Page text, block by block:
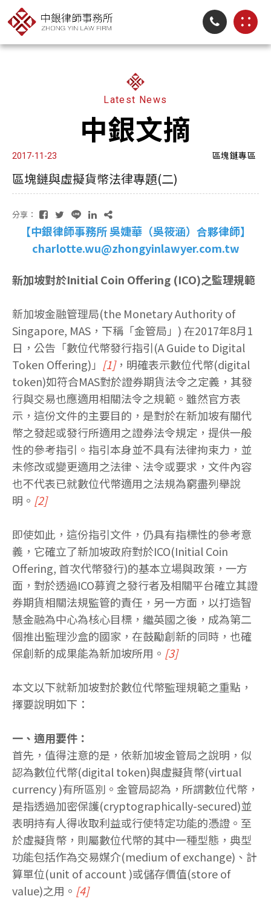
Latest News
中銀文摘
2017-11-23 區塊鏈專區
區塊鏈與虛擬貨幣法律專題(二)
分享：
【中銀律師事務所 吳婕華（吳筱涵）合夥律師】
charlotte.wu@zhongyinlawyer.com.tw
新加坡對於Initial Coin Offering (ICO)之監理規範
新加坡金融管理局(the Monetary Authority of
Singapore, MAS，下稱「金管局」) 在2017年8月1
日，公告「數位代幣發行指引(A Guide to Digital
Token Offering)」 [1]，明確表示數位代幣(digital
token)如符合MAS對於證券期貨法令之定義，其發
行與交易也應適用相關法令之規範。雖然官方表
示，這份文件的主要目的，是對於在新加坡有關代
幣之發起或發行所適用之證券法令規定，提供一般
性的參考指引。指引本身並不具有法律拘束力，並
未修改或變更適用之法律、法令或要求，文件內容
也不代表已就數位代幣適用之法規為窮盡列舉說
明。 [2]
即使如此，這份指引文件，仍具有指標性的參考意
義，它確立了新加坡政府對於ICO(Initial Coin
Offering, 首次代幣發行)的基本立場與政策，一方
面，對於透過ICO募資之發行者及相關平台確立其證
券期貨相關法規監管的責任，另一方面，以打造智
慧金融為中心為核心目標，繼英國之後，成為第二
個推出監理沙盒的國家，在鼓勵創新的同時，也確
保創新的成果能為新加坡所用。 [3]
本文以下就新加坡對於數位代幣監理規範之重點，
擇要說明如下：
一、適用要件：
首先，值得注意的是，依新加坡金管局之說明，似
認為數位代幣(digital token)與虛擬貨幣(virtual
currency )有所區別。金管局認為，所謂數位代幣，
是指透過加密保護(cryptographically-secured)並
表明持有人得收取利益或行使特定功能的憑證。至
於虛擬貨幣，則屬數位代幣的其中一種型態，典型
功能包括作為交易媒介(medium of exchange)、計
算單位(unit of account )或儲存價值(store of
value)之用。 [4]